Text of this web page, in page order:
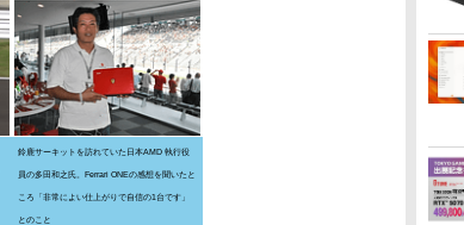
鈴鹿サーキットを訪れていた日本AMD 執行役
員の多田和之氏。Ferrari ONEの感想を聞いたと
ころ「非常によい仕上がりで自信の1台です」
とのこと